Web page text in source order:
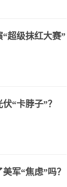
超级抹红大赛”
“卡脖子”？
军“焦虑”吗？